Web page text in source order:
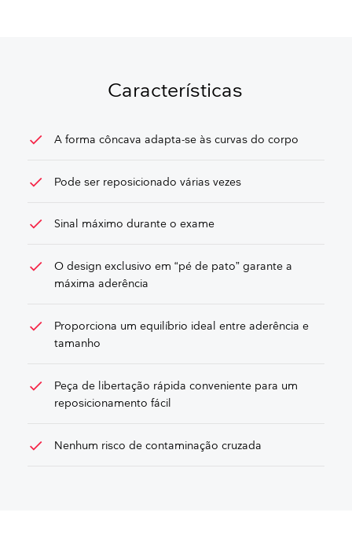
Características
check A forma côncava adapta-se às curvas do corpo
check Pode ser reposicionado várias vezes
check Sinal máximo durante o exame
check
O design exclusivo em “pé de pato” garante a
máxima aderência
check
Proporciona um equilíbrio ideal entre aderência e
tamanho
check
Peça de libertação rápida conveniente para um
reposicionamento fácil
check Nenhum risco de contaminação cruzada